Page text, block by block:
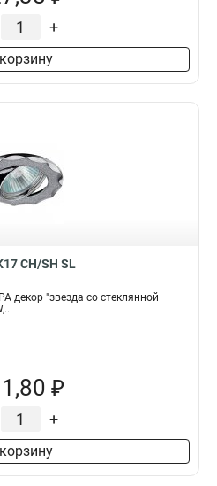
+
CH/SH SL
декор "звезда со стеклянной
₽
+